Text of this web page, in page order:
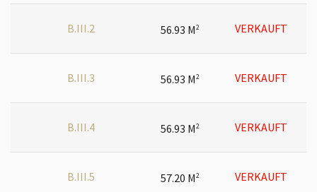
B.III.2 56.93 M2 VERKAUFT
B.III.3 56.93 M2 VERKAUFT
B.III.4 56.93 M2 VERKAUFT
B.III.5 57.20 M2 VERKAUFT